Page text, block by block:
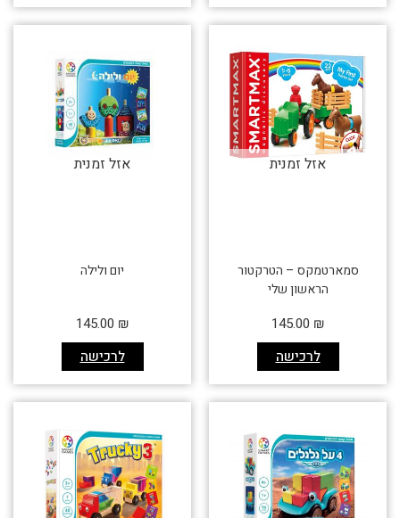
אזל זמנית
סמארטמקס – הטרקטור
הראשון שלי
לרכישה
145.00 ₪
אזל זמנית
יום ולילה
לרכישה
145.00 ₪